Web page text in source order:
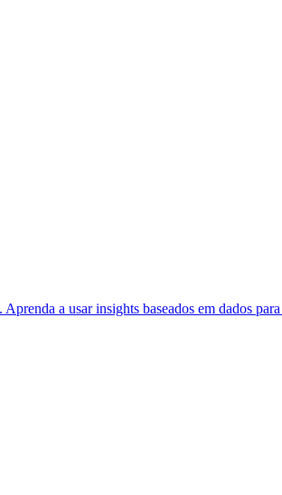
a usar insights baseados em dados